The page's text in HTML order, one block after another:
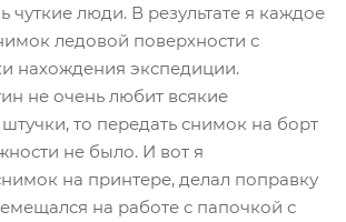
чуткие люди. В результате я каждое
ледовой поверхности с
нахождения экспедиции.
не очень любит всякие
то передать снимок на борт
не было. И вот я
на принтере, делал поправку
на работе с папочкой с